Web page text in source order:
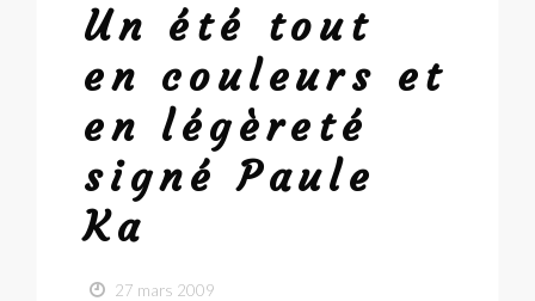
Un été tout
en couleurs et
en légèreté
signé Paule
Ka
27 mars 2009